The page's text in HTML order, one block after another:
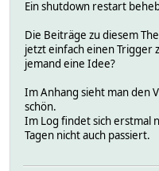
Ein shutdown restart
Die Beiträge zu diesem
jetzt einfach einen Trigger
jemand eine Idee?
Im Anhang sieht man den
schön.
Im Log findet sich erstmal
Tagen nicht auch passiert.